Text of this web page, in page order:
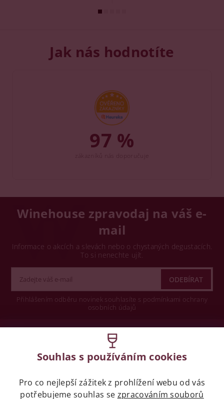
Jak nás hodnotíte
97 %
Winehouse zpravodaj na váš e-
mail
Informace o akcích a slevách nebo o chystaných degustacích.
To si nenechte ujít.
Přihlášením odběru novinek souhlasíte s podmínkami ochrany
osobních údajů
Legislativa
Zákaz prodeje alkoholických nápojů osobám
mladších 18 let.
Souhlas s používáním cookies
Pro co nejlepší zážitek z prohlížení webu od vás
potřebujeme souhlas se zpracováním souborů